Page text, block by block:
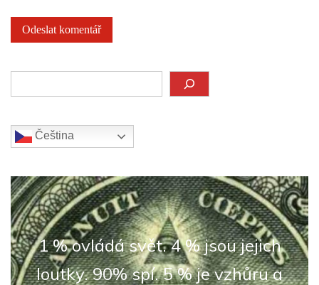
Čeština‎
1 % ovládá svět. 4 % jsou jejich
loutky. 90% spí. 5 % je vzhůru a